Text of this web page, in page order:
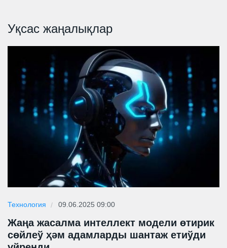
Уқсас жаңалықлар
Технология 09.06.2025 09:00
Жаңа жасалма интеллект модели өтирик
сөйлеў ҳәм адамларды шантаж етиўди